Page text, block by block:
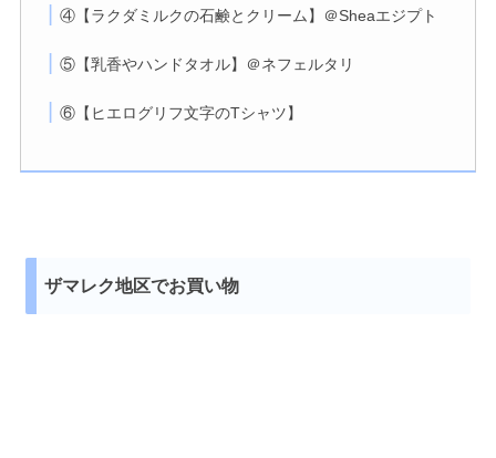
④【ラクダミルクの石鹸とクリーム】＠Sheaエジプト
⑤【乳香やハンドタオル】＠ネフェルタリ
⑥【ヒエログリフ文字のTシャツ】
ザマレク地区でお買い物